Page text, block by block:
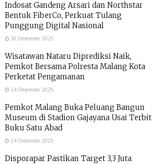
Indosat Gandeng Arsari dan Northstar
Bentuk FiberCo, Perkuat Tulang
Punggung Digital Nasional
30 Desember 2025
Wisatawan Nataru Diprediksi Naik,
Pemkot Bersama Polresta Malang Kota
Perketat Pengamanan
24 Desember 2025
Pemkot Malang Buka Peluang Bangun
Museum di Stadion Gajayana Usai Terbit
Buku Satu Abad
24 Desember 2025
Disporapar Pastikan Target 3,3 Juta